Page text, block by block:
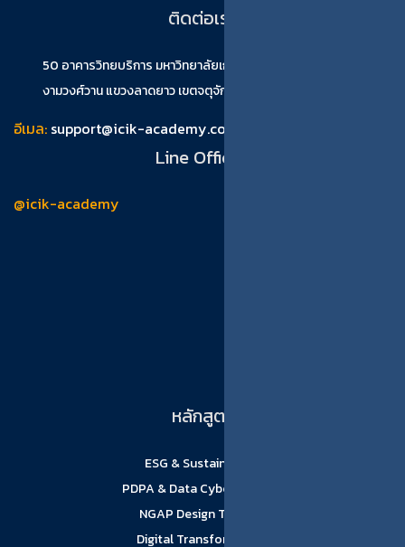
ติดต่อเรา
50 อาคารวิทยบริการ มหาวิทยาลัยเกษตรศาสตร์(บางเขน) ถนน
งามวงศ์วาน แขวงลาดยาว เขตจตุจักร กรุงเทพมหานคร 10900
อีเมล: support@icik-academy.com
Line Official
@icik-academy
หลักสูตร
ESG & Sustainability
PDPA & Data Cyber Security
NGAP Design Thinking
Digital Transformation